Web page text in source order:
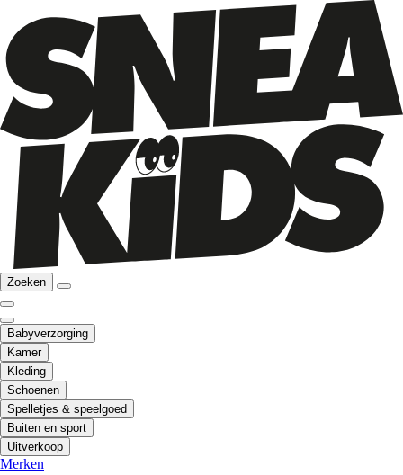
Zoeken
Babyverzorging
Kamer
Kleding
Schoenen
Spelletjes & speelgoed
Buiten en sport
Uitverkoop
Merken